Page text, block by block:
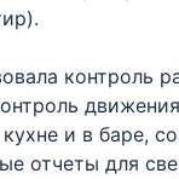
контроль
и в баре,
отчеты для